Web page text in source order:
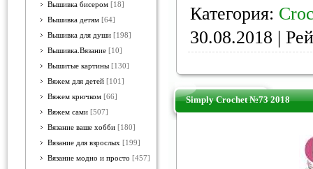
Вышивка бисером [18]
Вышивка детям [64]
Вышивка для души [198]
Вышивка.Вязание [10]
Вышитые картины [130]
Вяжем для детей [101]
Вяжем крючком [66]
Вяжем сами [507]
Вязание ваше хобби [180]
Вязание для взрослых [199]
Вязание модно и просто [457]
Категория:
30.08.2018 |
Simply Crochet №73 2018